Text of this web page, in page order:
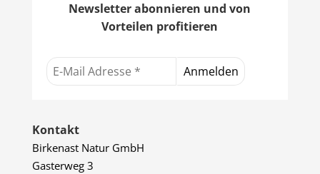
Newsletter abonnieren und von
Vorteilen profitieren
Kontakt
Birkenast Natur GmbH
Gasterweg 3